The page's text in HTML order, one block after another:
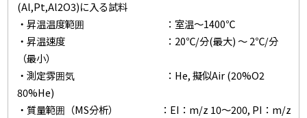
(Al,Pt,Al2O3)に入る試料
・昇温温度範囲 ：室温～1400℃
・昇温速度 ：20℃/分(最大) ～ 2℃/分
（最小）
・測定雰囲気 ：He, 擬似Air (20%O2
80%He)
・質量範囲（MS分析） ：EI：m/z 10～200, PI：m/z